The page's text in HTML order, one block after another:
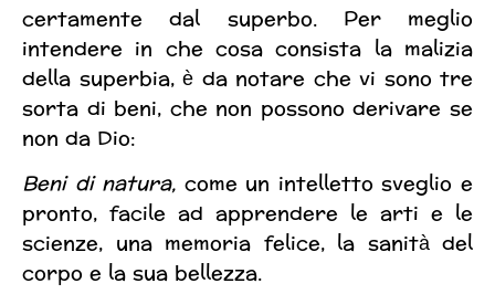
certamente dal superbo. Per meglio
intendere in che cosa consista la malizia
della superbia, è da notare che vi sono tre
sorta di beni, che non possono derivare se
non da Dio:
Beni di natura, come un intelletto sveglio e
pronto, facile ad apprendere le arti e le
scienze, una memoria felice, la sanità del
corpo e la sua bellezza.